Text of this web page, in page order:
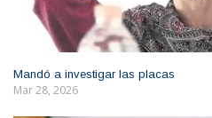
Mandó a investigar las placas
Mar 28, 2026